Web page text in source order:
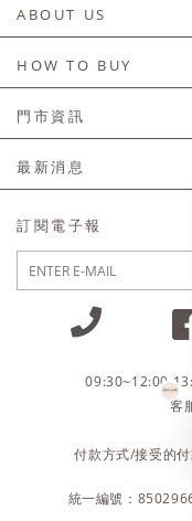
ABOUT US
HOW TO BUY
如何購買
會員常見問題
訂單常見問題
商品售後服務
電子發票
隱私權聲明
會員服務條款
門市資訊
門市資訊
最新消息
訂閱電子報
09:30~12:00
客
付款方式/接受的
統一編號：